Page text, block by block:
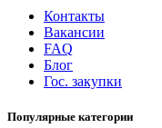
Контакты
Вакансии
FAQ
Блог
Гос. закупки
Популярные категории